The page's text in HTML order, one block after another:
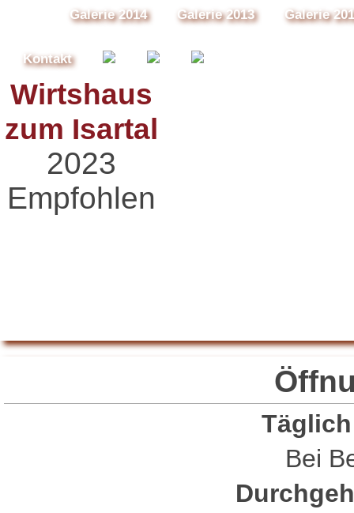
Galerie 2014 Galerie 2013 Galerie
Kontakt
Wirtshaus
zum Isartal
2023
Empfohlen
Bei